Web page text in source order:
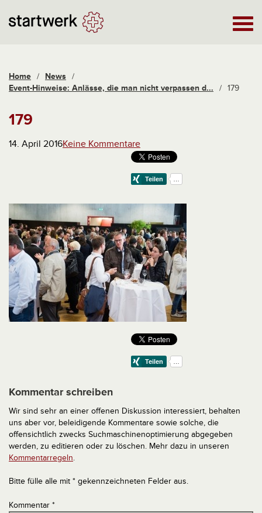
Home / News /
Event-Hinweise: Anlässe, die man nicht verpassen d...
/ 179
179
14. April 2016Keine Kommentare
Kommentar schreiben
Wir sind sehr an einer offenen Diskussion interessiert, behalten
uns aber vor, beleidigende Kommentare sowie solche, die
offensichtlich zwecks Suchmaschinenoptimierung abgegeben
werden, zu editieren oder zu löschen. Mehr dazu in unseren
Kommentarregeln.
Bitte fülle alle mit * gekennzeichneten Felder aus.
Kommentar *